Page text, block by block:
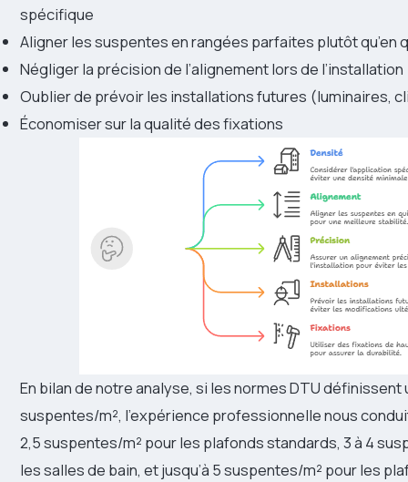
spécifique
Aligner les suspentes en rangées parfaites plutôt qu’en
Négliger la précision de l’alignement lors de l’installation
Oublier de prévoir les installations futures (luminaires,
Économiser sur la qualité des fixations
En bilan de notre analyse, si les normes DTU définissent
suspentes/m², l’expérience professionnelle nous
2,5 suspentes/m² pour les plafonds standards, 3 à 4
les salles de bain, et jusqu’à 5 suspentes/m² pour les